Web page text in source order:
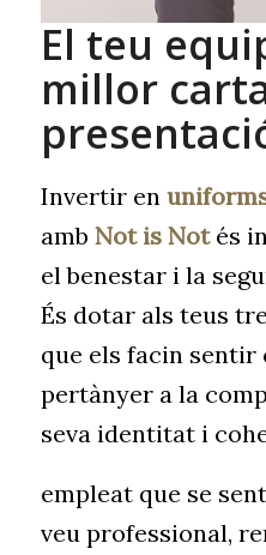
El teu
millor
Invertir en
amb Not is Not és
el benestar i la
És dotar als teus
que els facin sentir
pertànyer a la
seva identitat i
empleat que se
veu professional,